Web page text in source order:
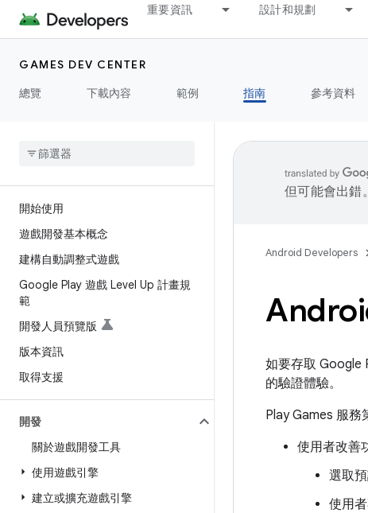
重要資訊 設計和規劃
GAMES DEV CENTER
總覽
下載內容 範例 指南 參考資料
開始使用
遊戲開發基本概念
建構自動調整式遊戲
Google Play 遊戲 Level Up 計畫規
範
開發人員預覽版
版本資訊
取得支援
開發
關於遊戲開發工具
使用遊戲引擎
建立或擴充遊戲引擎
但可能會出錯。
Android Developers
如要存取 Google
的驗證體驗。
Play Games 服務
使用者改善
選取
使用